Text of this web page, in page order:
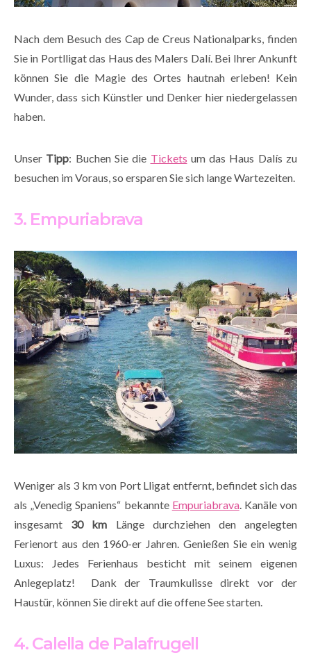
Nach dem Besuch des Cap de Creus Nationalparks, finden
Sie in Portlligat das Haus des Malers Dalí. Bei Ihrer Ankunft
können Sie die Magie des Ortes hautnah erleben! Kein
Wunder, dass sich Künstler und Denker hier niedergelassen
haben.
Unser Tipp: Buchen Sie die Tickets um das Haus Dalís zu
besuchen im Voraus, so ersparen Sie sich lange Wartezeiten.
3. Empuriabrava
Weniger als 3 km von Port Lligat entfernt, befindet sich das
als „Venedig Spaniens“ bekannte Empuriabrava. Kanäle von
insgesamt 30 km Länge durchziehen den angelegten
Ferienort aus den 1960-er Jahren. Genießen Sie ein wenig
Luxus: Jedes Ferienhaus besticht mit seinem eigenen
Anlegeplatz! Dank der Traumkulisse direkt vor der
Haustür, können Sie direkt auf die offene See starten.
4. Calella de Palafrugell